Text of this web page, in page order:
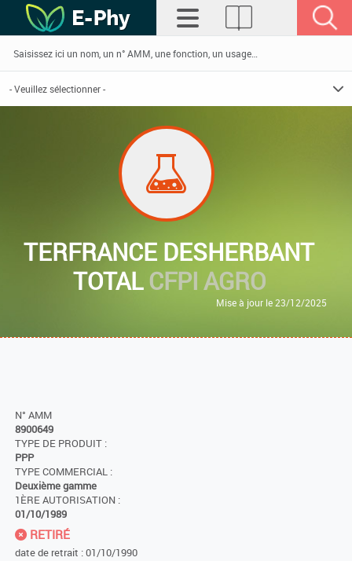
TERFRANCE DESHERBANT
TOTALCFPI AGRO
Mise à jour le 23/12/2025
N° AMM
8900649
TYPE DE PRODUIT :
PPP
TYPE COMMERCIAL :
Deuxième gamme
1ÈRE AUTORISATION :
01/10/1989
RETIRÉ
date de retrait : 01/10/1990